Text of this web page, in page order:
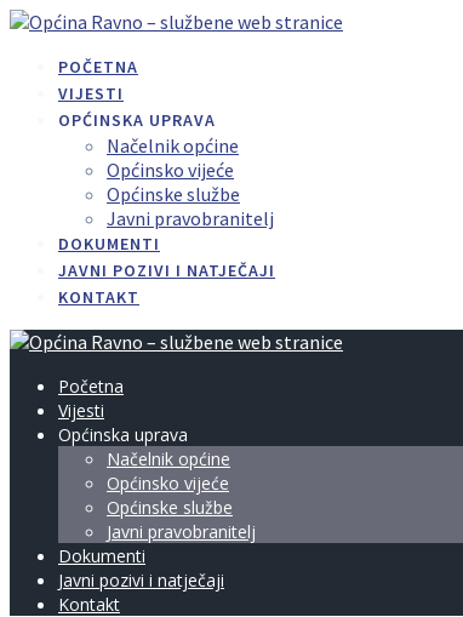
Skip
contentPOČETNA
VIJESTI
OPĆINSKA UPRAVA
Načelnik općine
Općinsko vijeće
Općinske službe
Javni pravobranitelj
DOKUMENTI
JAVNI POZIVI I NATJEČAJI
KONTAKT
Početna
Vijesti
Općinska uprava
Načelnik općine
Općinsko vijeće
Općinske službe
Javni pravobranitelj
Dokumenti
Javni pozivi i natječaji
Kontakt